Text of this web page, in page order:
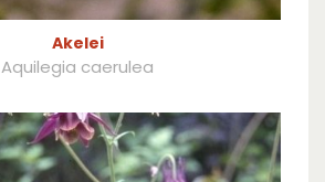
Akelei
Aquilegia caerulea